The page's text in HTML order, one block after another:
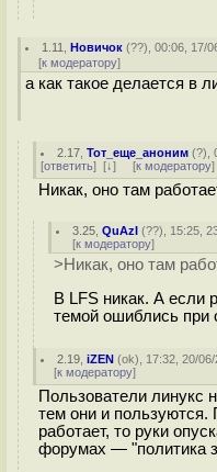
1.11 ,Новичок (??), 00:06, 17/
[к модератору]
а как такое делается в
2.17 ,Тот_еще_аноним (?),
[ответить] [↓] [к модератору]
Никак, оно там
3.25 ,QuAzI (??), 15:25,
[к модератору]
>Никак, оно там
В LFS никак. А если
темой ошиблись при
2.19 ,iZEN (ok), 17:32, 20/
[к модератору]
Пользователи линукс
тем они и пользуются.
работает, то руки
форумах — "политика